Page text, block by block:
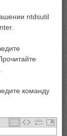
ntdsutil
команду